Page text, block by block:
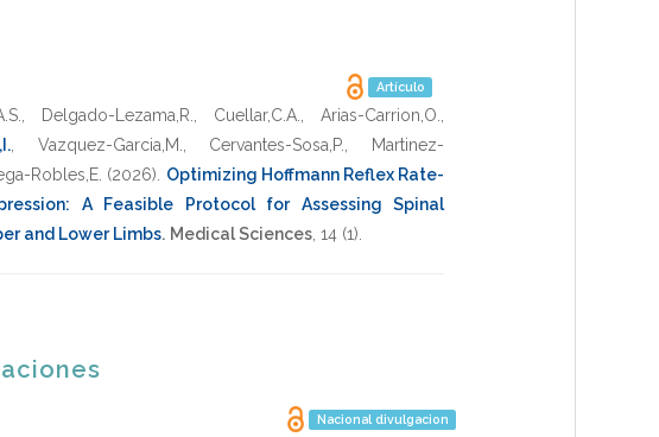
Artículo
Delgado-Lezama,R. Cuellar,C.A. Arias-Carrion,O.
Vazquez-Garcia,M. Cervantes-Sosa,P.
Martinez-
Robles,E. (2026)
Optimizing Hoffmann Reflex Rate-
A Feasible Protocol for Assessing Spinal
and Lower Limbs. Medical Sciences 14 (1).
Nacional divulgacion